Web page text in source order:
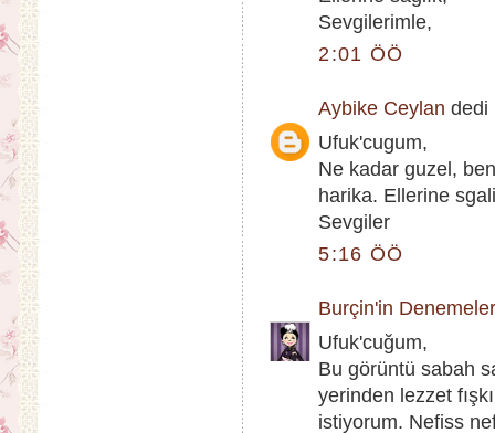
Sevgilerimle,
2:01 ÖÖ
Aybike Ceylan dedi
Ufuk'cugum,
Ne kadar guzel,
harika. Ellerine
Sevgiler
5:16 ÖÖ
Burçin'in
Ufuk'cuğum,
Bu görüntü sabah
yerinden lezzet
istiyorum. Nefiss